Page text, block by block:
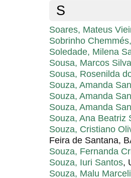
S
Soares, Mateus
Sobrinho
Soledade, Milena
Sousa, Marcos Silva
Sousa, Rosenilda
Souza, Amanda
Souza, Amanda
Souza, Amanda
Souza, Ana Beatriz
Souza, Cristiano
Feira de Santana,
Souza, Fernanda
Souza, Iuri Santos,
Souza, Malu